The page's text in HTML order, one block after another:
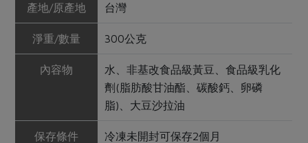
產地/原產地 台灣
淨重/數量 300公克
內容物
水、非基改食品級黃豆、食品級乳化
劑(脂肪酸甘油酯、碳酸鈣、卵磷
脂)、大豆沙拉油
保存條件 冷凍未開封可保存2個月